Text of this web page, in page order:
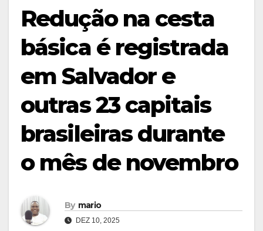
Redução na cesta
básica é registrada
em Salvador e
outras 23 capitais
brasileiras durante
o mês de novembro
By mario
DEZ 10, 2025